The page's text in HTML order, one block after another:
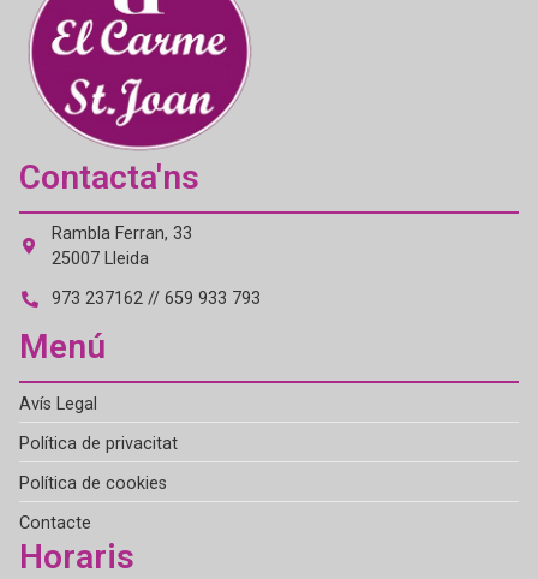
Contacta'ns
Rambla Ferran, 33
25007 Lleida
973 237162 // 659 933 793
Menú
Avís Legal
Política de privacitat
Política de cookies
Contacte
Horaris